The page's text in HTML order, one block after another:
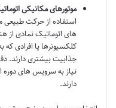
موتورهای مکانیکی
استفاده از حرکت
های اتوماتیک نمادی
کلکسیونرها یا افرادی
جذابیت بیشتری دارند.
دارند.